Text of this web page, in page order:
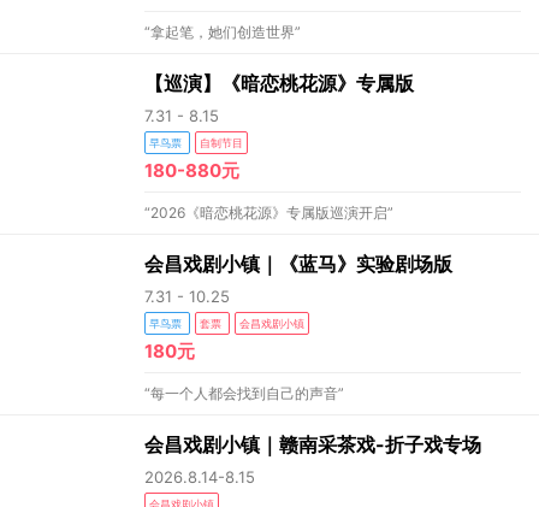
“拿起笔，她们创造世界”
【巡演】《暗恋桃花源》专属版
7.31 - 8.15
早鸟票 自制节目
180-880元
“2026《暗恋桃花源》专属版巡演开启”
会昌戏剧小镇｜《蓝马》实验剧场版
7.31 - 10.25
早鸟票 套票 会昌戏剧小镇
180元
“每一个人都会找到自己的声音”
会昌戏剧小镇｜赣南采茶戏-折子戏专场
2026.8.14-8.15
会昌戏剧小镇